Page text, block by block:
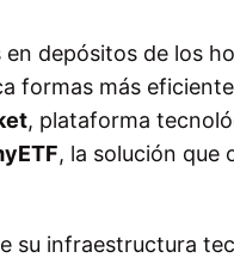
depósitos de los
formas más
, plataforma
, la solución que
su infraestructura